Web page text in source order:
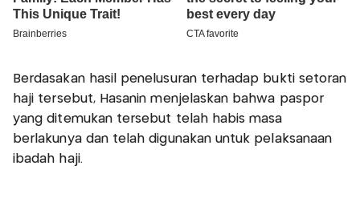
Berdasakan hasil penelusuran terhadap bukti setoran
haji tersebut, Hasanin menjelaskan bahwa paspor
yang ditemukan tersebut telah habis masa
berlakunya dan telah digunakan untuk pelaksanaan
ibadah haji.